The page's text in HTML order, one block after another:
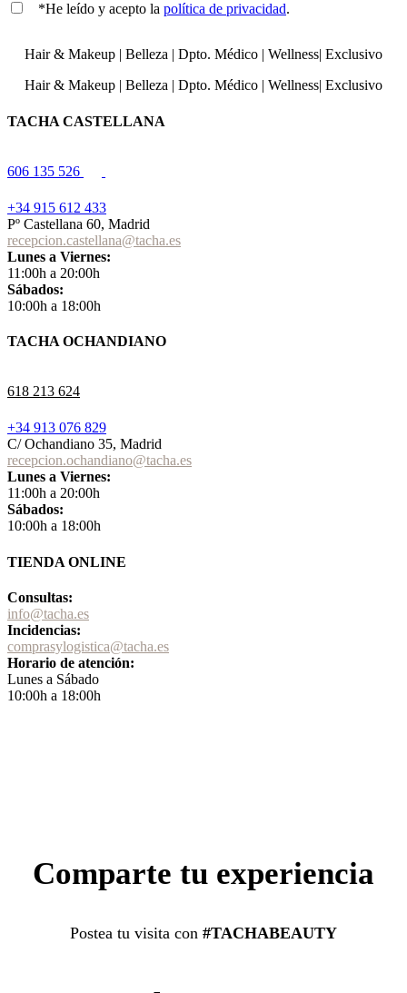
*He leído y acepto la política de privacidad.
Hair & Makeup | Belleza | Dpto. Médico | Wellness| Exclusivo
Hair & Makeup | Belleza | Dpto. Médico | Wellness| Exclusivo
TACHA CASTELLANA
606 135 526
+34 915 612 433
Pº Castellana 60, Madrid
recepcion.castellana@tacha.es
Lunes a Viernes:
11:00h a 20:00h
Sábados:
10:00h a 18:00h
TACHA OCHANDIANO
618 213 624
+34 913 076 829
C/ Ochandiano 35, Madrid
recepcion.ochandiano@tacha.es
Lunes a Viernes:
11:00h a 20:00h
Sábados:
10:00h a 18:00h
TIENDA ONLINE
Consultas:
info@tacha.es
Incidencias:
comprasylogistica@tacha.es
Horario de atención:
Lunes a Sábado
10:00h a 18:00h
Comparte tu experiencia
Postea tu visita con #TACHABEAUTY